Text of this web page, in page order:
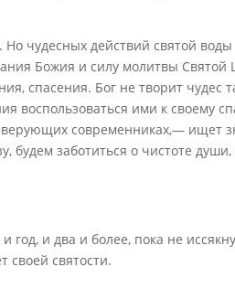
чудесных действий святой воды
Божия и силу молитвы Святой
спасения. Бог не творит чудес
воспользоваться ими к своему
современниках,— ищет
будем заботиться о чистоте
год, и два и более, пока не
своей святости.